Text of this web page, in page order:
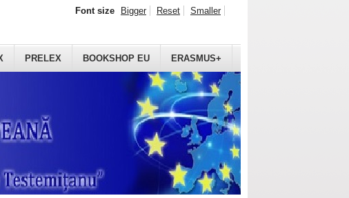
PRELEX BOOKSHOP EU ERASMUS+
Font size Bigger Reset Smaller